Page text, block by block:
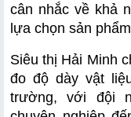
cân nhắc về khả
lựa chọn sản
Siêu thị Hải Minh
đo độ dày vật
trường, với đội